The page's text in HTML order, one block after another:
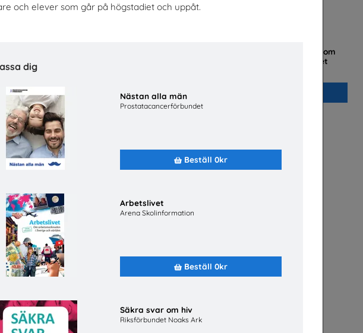
och elever som går på högstadiet och uppåt.
dig
Nästan alla män
Prostatacancerförbundet
Beställ 0kr
Arbetslivet
Arena Skolinformation
Beställ 0kr
Säkra svar om hiv
Riksförbundet Noaks Ark
Mer än en fluga - Lärarhandledning om
barns och ungas trygghet på nätet